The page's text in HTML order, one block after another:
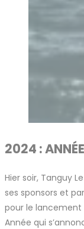
2024 :
Hier soir, Tanguy
ses sponsors et
pour le lancement
Année qui